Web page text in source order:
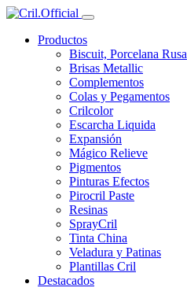
Productos
Biscuit, Porcelana Rusa
Brisas Metallic
Complementos
Colas y Pegamentos
Crilcolor
Escarcha Liquida
Expansión
Mágico Relieve
Pigmentos
Pinturas Efectos
Pirocril Paste
Resinas
SprayCril
Tinta China
Veladura y Patinas
Plantillas Cril
Destacados